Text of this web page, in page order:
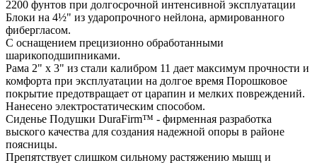
2200 фунтов при долгосрочной интенсивной эксплуатации
Блоки на 4½" из ударопрочного нейлона, армированного
фибергласом.
С оснащением прецизионно обработанными
шарикоподшипниками.
Рама 2" х 3" из стали калибром 11 дает максимум прочности и
комфорта при эксплуатации на долгое время Порошковое
покрытие предотвращает от царапин и мелких повреждений.
Нанесено электростатическим способом.
Сиденье Подушки DuraFirm™ - фирменная разработка
выского качества для создания надежной опоры в районе
поясницы.
Препятствует слишком сильному растяжению мышц и